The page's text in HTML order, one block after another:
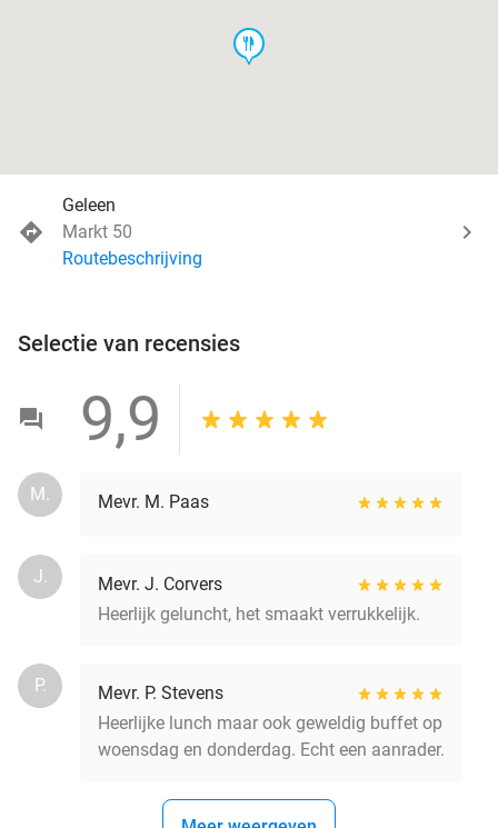
food
Geleen
Markt 50
Routebeschrijving
Selectie van recensies
9,9
M. Mevr. M. Paas
J.
Mevr. J. Corvers
Heerlijk geluncht, het smaakt verrukkelijk.
P.
Mevr. P. Stevens
Heerlijke lunch maar ook geweldig buffet op
woensdag en donderdag. Echt een aanrader.